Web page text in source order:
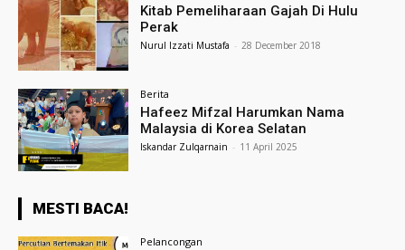
Kitab Pemeliharaan Gajah Di Hulu
Perak
Nurul Izzati Mustafa - 28 December 2018
Berita
Hafeez Mifzal Harumkan Nama
Malaysia di Korea Selatan
Iskandar Zulqarnain - 11 April 2025
MESTI BACA!
Pelancongan